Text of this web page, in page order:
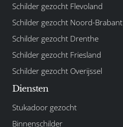
Schilder gezocht Flevoland
Schilder gezocht Noord-Brabant
Schilder gezocht Drenthe
Schilder gezocht Friesland
Schilder gezocht Overijssel
Diensten
Stukadoor gezocht
Binnenschilder